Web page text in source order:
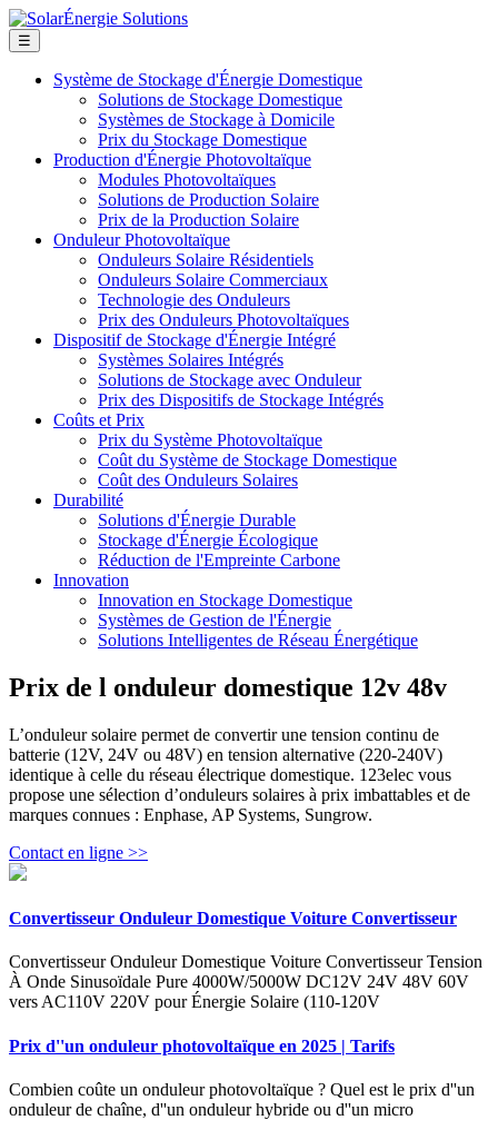
☰
Système de Stockage d'Énergie Domestique
Solutions de Stockage Domestique
Systèmes de Stockage à Domicile
Prix du Stockage Domestique
Production d'Énergie Photovoltaïque
Modules Photovoltaïques
Solutions de Production Solaire
Prix de la Production Solaire
Onduleur Photovoltaïque
Onduleurs Solaire Résidentiels
Onduleurs Solaire Commerciaux
Technologie des Onduleurs
Prix des Onduleurs Photovoltaïques
Dispositif de Stockage d'Énergie Intégré
Systèmes Solaires Intégrés
Solutions de Stockage avec Onduleur
Prix des Dispositifs de Stockage Intégrés
Coûts et Prix
Prix du Système Photovoltaïque
Coût du Système de Stockage Domestique
Coût des Onduleurs Solaires
Durabilité
Solutions d'Énergie Durable
Stockage d'Énergie Écologique
Réduction de l'Empreinte Carbone
Innovation
Innovation en Stockage Domestique
Systèmes de Gestion de l'Énergie
Solutions Intelligentes de Réseau Énergétique
Prix de l onduleur domestique 12v 48v
L’onduleur solaire permet de convertir une tension continu de
batterie (12V, 24V ou 48V) en tension alternative (220-240V)
identique à celle du réseau électrique domestique. 123elec vous
propose une sélection d’onduleurs solaires à prix imbattables et de
marques connues : Enphase, AP Systems, Sungrow.
Contact en ligne >>
Convertisseur Onduleur Domestique Voiture Convertisseur
Convertisseur Onduleur Domestique Voiture Convertisseur Tension
À Onde Sinusoïdale Pure 4000W/5000W DC12V 24V 48V 60V
vers AC110V 220V pour Énergie Solaire (110-120V
Prix d''un onduleur photovoltaïque en 2025 | Tarifs
Combien coûte un onduleur photovoltaïque ? Quel est le prix d''un
onduleur de chaîne, d''un onduleur hybride ou d''un micro